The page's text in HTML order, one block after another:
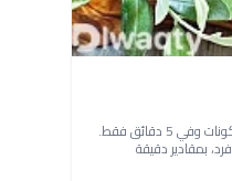
طريقة عمل زيتون متبل لبناني خطوة بخطوة بـ7 مكونات وفي 5 دقائق فقط.
وصفة سهلة ومجرّبة من مطبخ دلوقتي تكفي 16 فرد، بمقادير دقيقة